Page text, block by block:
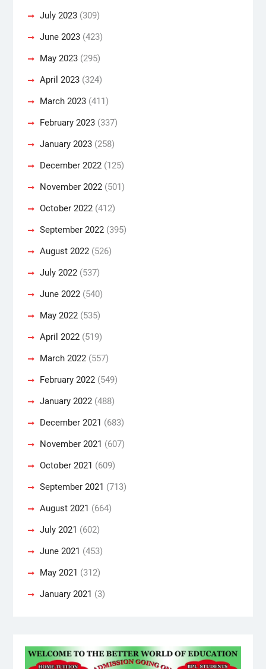
July 2023(309)
June 2023(423)
May 2023(295)
April 2023(324)
March 2023(411)
February 2023(337)
January 2023(258)
December 2022(125)
November 2022(501)
October 2022(412)
September 2022(395)
August 2022(526)
July 2022(537)
June 2022(540)
May 2022(535)
April 2022(519)
March 2022(557)
February 2022(549)
January 2022(488)
December 2021 (683)
November 2021 (607)
October 2021 (609)
September 2021 (713)
August 2021 (664)
July 2021 (602)
June 2021 (453)
May 2021 (312)
January 2021 (3)